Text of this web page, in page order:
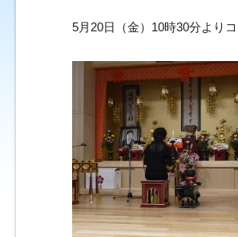
5月20日（金）10時30分より